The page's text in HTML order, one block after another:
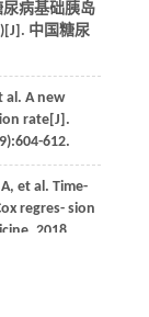
病基础胰岛
中国糖尿
al. A new
rate[J].
612.
, et al. Time-
regres- sion
, 2018,